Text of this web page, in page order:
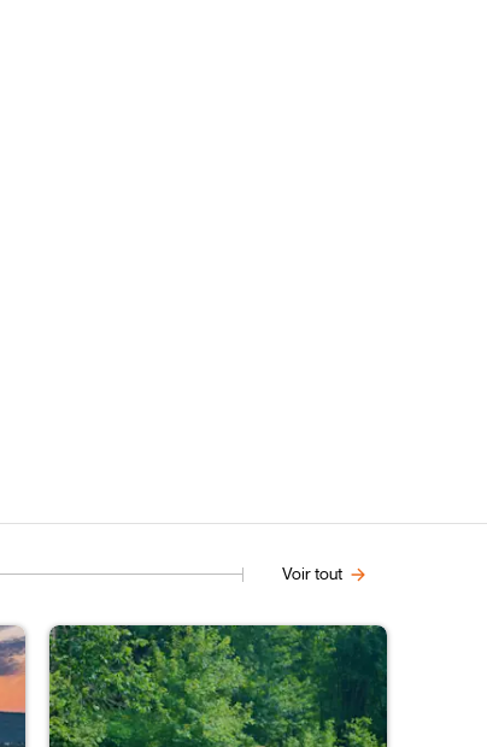
Voir tout